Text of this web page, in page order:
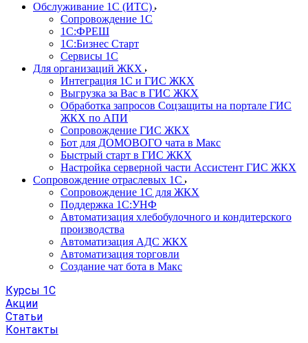
Обслуживание 1С (ИТС)
Сопровождение 1С
1С:ФРЕШ
1С:Бизнес Старт
Сервисы 1С
Для организаций ЖКХ
Интеграция 1С и ГИС ЖКХ
Выгрузка за Вас в ГИС ЖКХ
Обработка запросов Соцзащиты на портале ГИС
ЖКХ по АПИ
Сопровождение ГИС ЖКХ
Бот для ДОМОВОГО чата в Макс
Быстрый старт в ГИС ЖКХ
Настройка серверной части Ассистент ГИС ЖКХ
Сопровождение отраслевых 1С
Сопровождение 1С для ЖКХ
Поддержка 1С:УНФ
Автоматизация хлебобулочного и кондитерского
производства
Автоматизация АДС ЖКХ
Автоматизация торговли
Создание чат бота в Макс
Курсы 1С
Акции
Статьи
Контакты